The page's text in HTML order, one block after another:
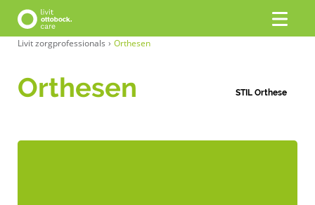
Livit zorgprofessionals › Orthesen
Orthesen STIL Orthese